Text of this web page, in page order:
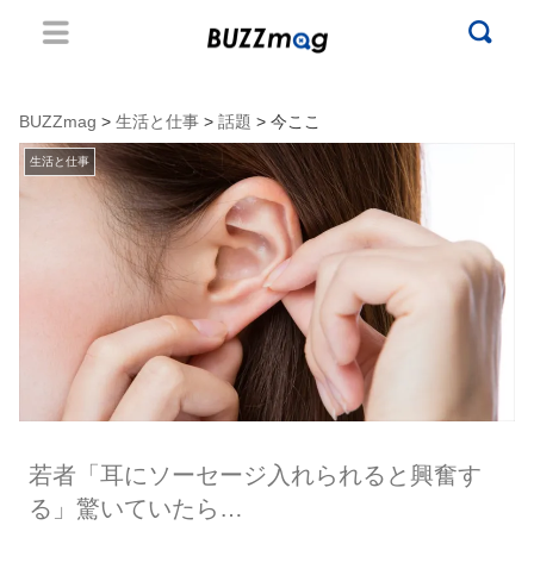
BUZZmag > 生活と仕事 > 話題 > 今ここ
生活と仕事
若者「耳にソーセージ入れられると興奮す
る」驚いていたら…